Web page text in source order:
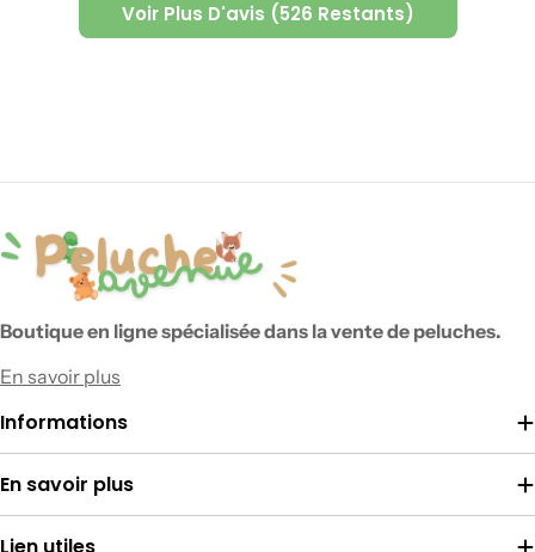
Voir Plus D'avis (526 Restants)
Boutique en ligne spécialisée dans la vente de peluches.
En savoir plus
Informations
En savoir plus
Lien utiles